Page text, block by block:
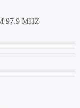
97.9 MHZ